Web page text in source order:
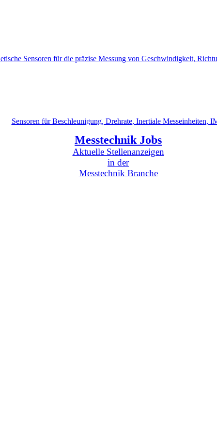
Sensoren für die präzise Messung von Geschwindigkeit,
Sensoren für Beschleunigung, Drehrate, Inertiale Messeinheiten,
Messtechnik Jobs
Aktuelle Stellenanzeigen
in der
Messtechnik Branche